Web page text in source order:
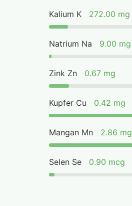
Kalium K 272.00 mg
Natrium Na 9.00 mg
Zink Zn 0.67 mg
Kupfer Cu 0.42 mg
Mangan Mn 2.86 mg
Selen Se 0.90 mcg